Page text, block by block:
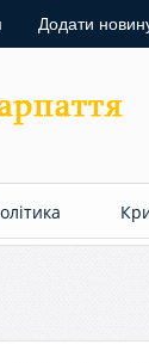
Додати